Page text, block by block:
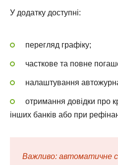
У додатку доступні:
перегляд графіку;
часткове та повне
налаштування
отримання довідки про
інших банків або при
Важливо: автоматичне